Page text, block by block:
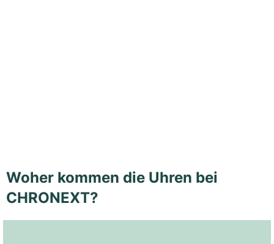
Woher kommen die Uhren bei
CHRONEXT?